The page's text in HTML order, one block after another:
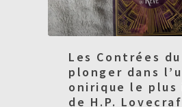
Les Contrées
plonger dans
onirique le plus
de H.P.